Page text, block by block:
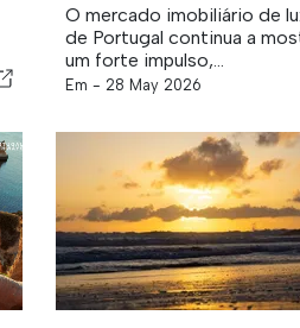
O mercado imobiliário de
de Portugal continua a
um forte impulso,...
Em - 28 May 2026